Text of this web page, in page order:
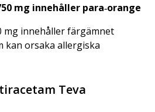
mg innehåller para‑orange
mg innehåller färgämnet
kan orsaka allergiska
Teva